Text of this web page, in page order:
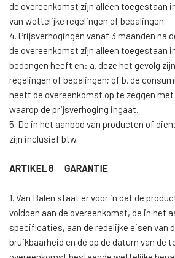
de overeenkomst zijn alleen toegestaan
van wettelijke regelingen of bepalingen.
4. Prijsverhogingen vanaf 3 maanden na
de overeenkomst zijn alleen toegestaan
bedongen heeft en: a. deze het gevolg
regelingen of bepalingen; of b. de
heeft de overeenkomst op te zeggen met
waarop de prijsverhoging ingaat.
5. De in het aanbod van producten of
zijn inclusief btw.
ARTIKEL 8 GARANTIE
1. Van Balen staat er voor in dat de
voldoen aan de overeenkomst, de in het
specificaties, aan de redelijke eisen van
bruikbaarheid en de op de datum van de